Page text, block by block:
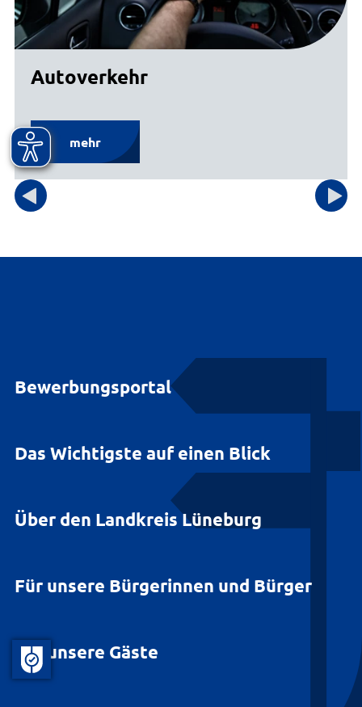
Autoverkehr
mehr
Bewerbungsportal
Das Wichtigste auf einen Blick
Über den Landkreis Lüneburg
Für unsere Bürgerinnen und Bürger
Für unsere Gäste